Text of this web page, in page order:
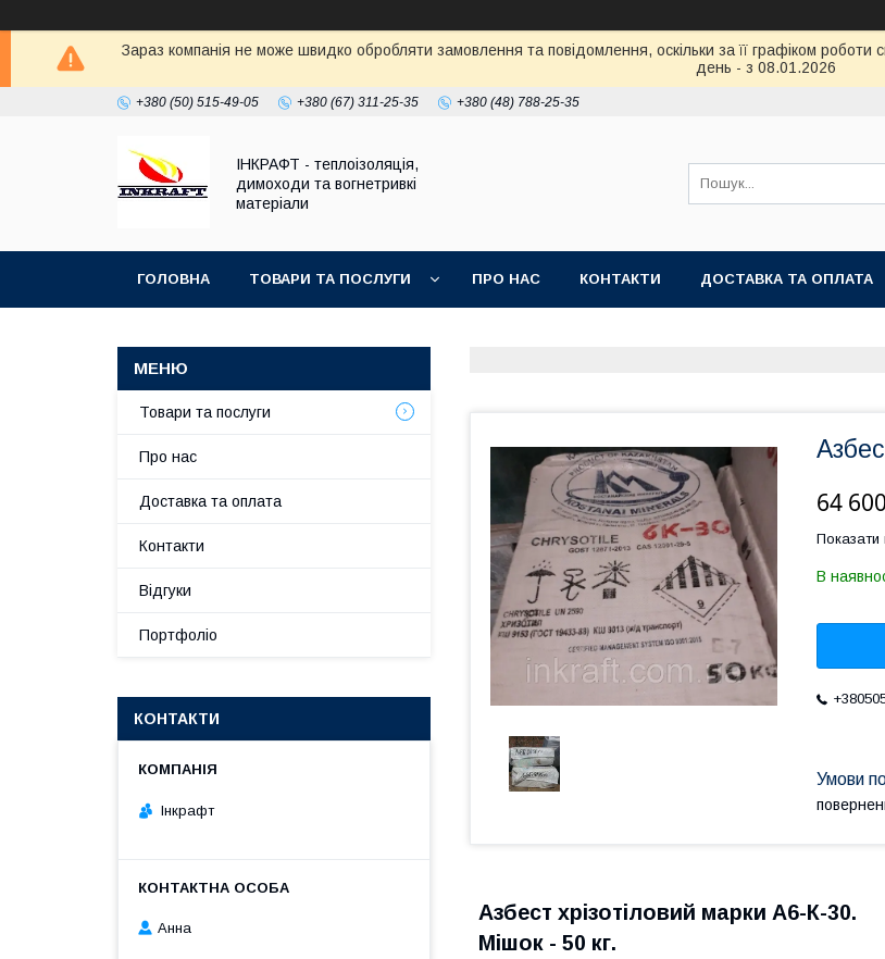
Зараз компанія не може швидко обробляти замовлення та повідомлення, оскільки за її графіком
день - з 08.01.2026
+380 (50) 515-49-05 +380 (67) 311-25-35 +380 (48) 788-25-35
ІНКРАФТ - теплоізоляція,
димоходи та вогнетривкі
матеріали
ГОЛОВНА ТОВАРИ ТА ПОСЛУГИ ПРО НАС КОНТАКТИ ДОСТАВКА ТА ОПЛАТА
64
Показати
В
Азбест хрізотіловий марки А6-К-30.
Мішок - 50 кг.
Товари та послуги
Про нас
Доставка та оплата
Контакти
Відгуки
Портфоліо
КОНТАКТИ
Інкрафт
Анна